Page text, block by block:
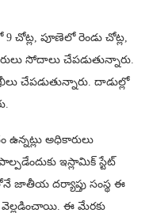
చోట్ల, పూణెలో రెండు చోట్ల,
సోదాలు చేపడుతున్నారు.
చేపడుతున్నారు. దాడుల్లో
అధికారులు
ఇస్లామిక్‌ స్టేట్‌
జాతీయ దర్యాప్తు సంస్థ ఈ
వెల్లడించాయి. ఈ మేరకు